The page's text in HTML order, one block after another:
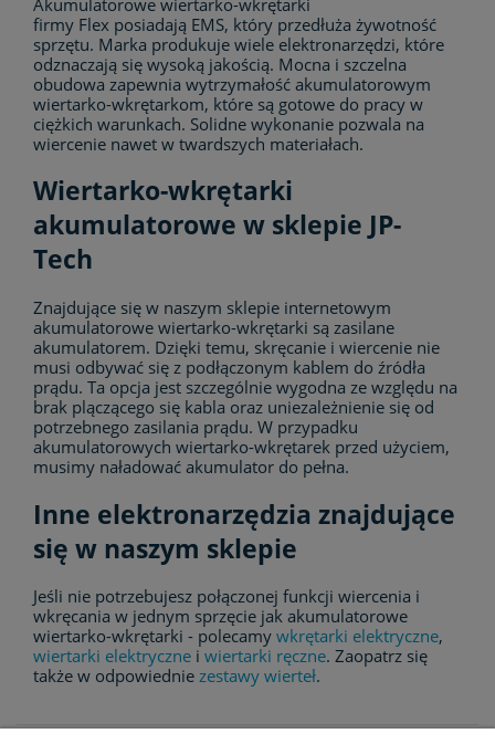
firmy Flex posiadają EMS, który przedłuża żywotność
sprzętu. Marka produkuje wiele elektronarzędzi, które
odznaczają się wysoką jakością. Mocna i szczelna
obudowa zapewnia wytrzymałość akumulatorowym
wiertarko-wkrętarkom, które są gotowe do pracy w
ciężkich warunkach. Solidne wykonanie pozwala na
wiercenie nawet w twardszych materiałach.
Wiertarko-wkrętarki
akumulatorowe w sklepie JP-
Tech
Znajdujące się w naszym sklepie internetowym
akumulatorowe wiertarko-wkrętarki są zasilane
akumulatorem. Dzięki temu, skręcanie i wiercenie nie
musi odbywać się z podłączonym kablem do źródła
prądu. Ta opcja jest szczególnie wygodna ze względu na
brak plączącego się kabla oraz uniezależnienie się od
potrzebnego zasilania prądu. W przypadku
akumulatorowych wiertarko-wkrętarek przed użyciem,
musimy naładować akumulator do pełna.
Inne elektronarzędzia znajdujące
się w naszym sklepie
Jeśli nie potrzebujesz połączonej funkcji wiercenia i
wkręcania w jednym sprzęcie jak akumulatorowe
wiertarko-wkrętarki - polecamy wkrętarki elektryczne,
wiertarki elektryczne i wiertarki ręczne. Zaopatrz się
także w odpowiednie zestawy wierteł.